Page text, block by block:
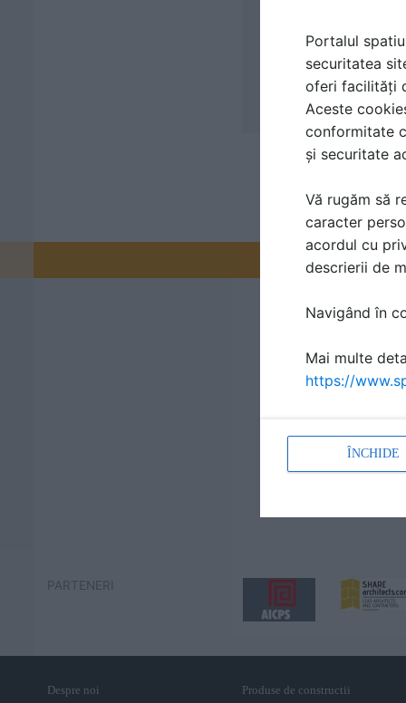
PARTENERI
Despre noi Produse de constructii
Portalul
securitatea
oferi facilități
Aceste
conformitate
și securitate
Vă rugăm să
caracter
acordul cu
descrierii de
Navigând în
Mai multe
https://
ÎNCHIDE